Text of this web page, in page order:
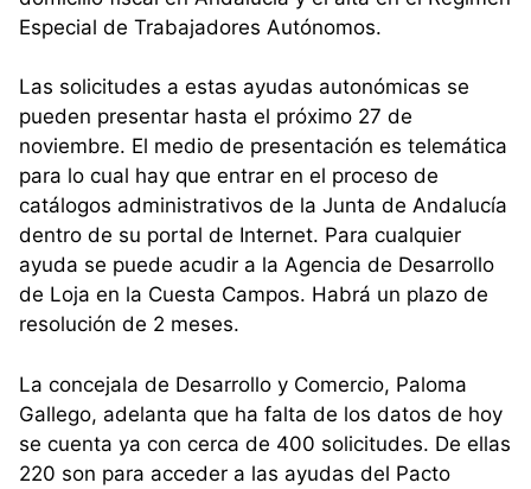
Especial de Trabajadores Autónomos.
Las solicitudes a estas ayudas autonómicas se
pueden presentar hasta el próximo 27 de
noviembre. El medio de presentación es telemática
para lo cual hay que entrar en el proceso de
catálogos administrativos de la Junta de Andalucía
dentro de su portal de Internet. Para cualquier
ayuda se puede acudir a la Agencia de Desarrollo
de Loja en la Cuesta Campos. Habrá un plazo de
resolución de 2 meses.
La concejala de Desarrollo y Comercio, Paloma
Gallego, adelanta que ha falta de los datos de hoy
se cuenta ya con cerca de 400 solicitudes. De ellas
220 son para acceder a las ayudas del Pacto